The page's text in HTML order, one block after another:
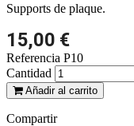
Supports de plaque.
15,00 €
Referencia P10
Cantidad
Añadir al carrito
Compartir